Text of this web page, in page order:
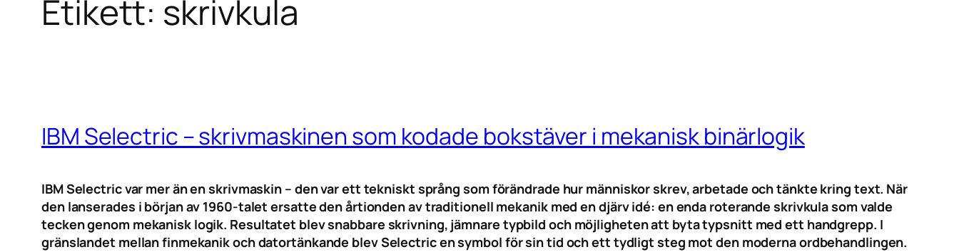
Etikett: skrivkula
IBM Selectric – skrivmaskinen som kodade bokstäver i mekanisk binärlogik
IBM Selectric var mer än en skrivmaskin – den var ett tekniskt språng som förändrade hur människor skrev, arbetade och tänkte kring text. När
den lanserades i början av 1960-talet ersatte den årtionden av traditionell mekanik med en djärv idé: en enda roterande skrivkula som valde
tecken genom mekanisk logik. Resultatet blev snabbare skrivning, jämnare typbild och möjligheten att byta typsnitt med ett handgrepp. I
gränslandet mellan finmekanik och datortänkande blev Selectric en symbol för sin tid och ett tydligt steg mot den moderna ordbehandlingen.